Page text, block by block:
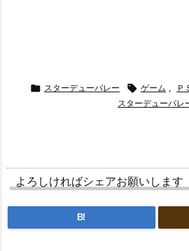
 スターデューバレー  ゲーム , Ｐ
スターデューバレ
よろしければシェアお願いします
B!